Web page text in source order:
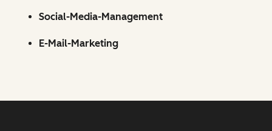
Social-Media-Management
E-Mail-Marketing